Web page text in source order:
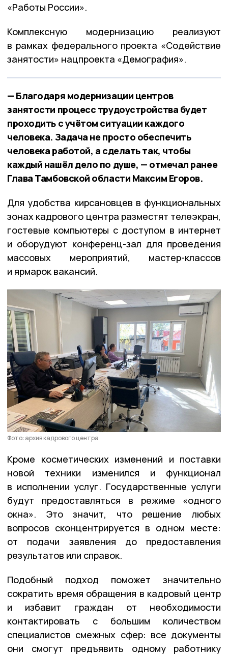
«Работы России».
Комплексную модернизацию реализуют
в рамках федерального проекта «Содействие
занятости» нацпроекта «Демография».
— Благодаря модернизации центров
занятости процесс трудоустройства будет
проходить с учётом ситуации каждого
человека. Задача не просто обеспечить
человека работой, а сделать так, чтобы
каждый нашёл дело по душе, — отмечал ранее
Глава Тамбовской области Максим Егоров.
Для удобства кирсановцев в функциональных
зонах кадрового центра разместят телеэкран,
гостевые компьютеры с доступом в интернет
и оборудуют конференц-зал для проведения
массовых мероприятий, мастер-классов
и ярмарок вакансий.
Фото: архив кадрового центра
Кроме косметических изменений и поставки
новой техники изменился и функционал
в исполнении услуг. Государственные услуги
будут предоставляться в режиме «одного
окна». Это значит, что решение любых
вопросов сконцентрируется в одном месте:
от подачи заявления до предоставления
результатов или справок.
Подобный подход поможет значительно
сократить время обращения в кадровый центр
и избавит граждан от необходимости
контактировать с большим количеством
специалистов смежных сфер: все документы
они смогут предъявить одному работнику